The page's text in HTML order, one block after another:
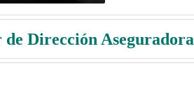
Dirección Aseguradora